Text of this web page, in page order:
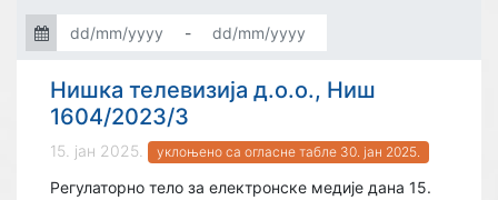
-
Нишка телевизија д.о.о., Ниш
1604/2023/3
15. јан 2025. уклоњено са огласне табле 30. јан 2025.
Регулаторно тело за електронске медије дана 15.